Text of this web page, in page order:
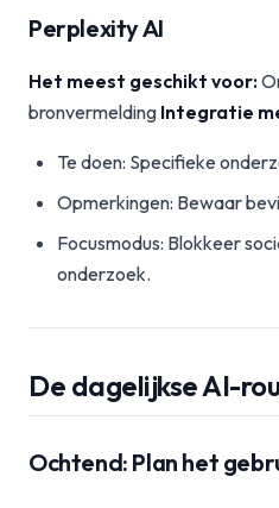
Perplexity AI
Het meest geschikt voor:
bronvermelding Integratie
Te doen: Specifieke
Opmerkingen: Bewaar
Focusmodus: Blokkeer
onderzoek.
De dagelijkse AI-
Ochtend: Plan het